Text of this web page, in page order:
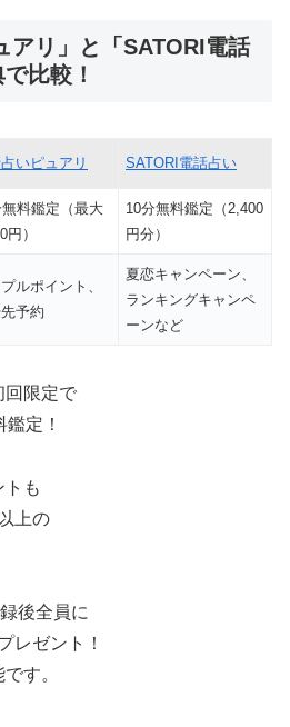
リ」と「SATORI電話
比較！
いピュアリ SATORI電話占い
無料鑑定（最大
円）
10分無料鑑定（2,400
円分）
ルポイント、
予約
夏恋キャンペーン、
ランキングキャンペ
ーンなど
回限定で
定！
トも
上の
後全員に
レゼント！
す。